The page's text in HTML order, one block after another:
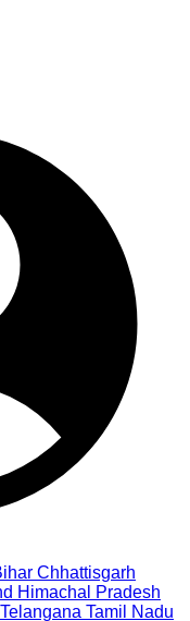
Chhattisgarh
Himachal Pradesh
Telangana Tamil Nadu